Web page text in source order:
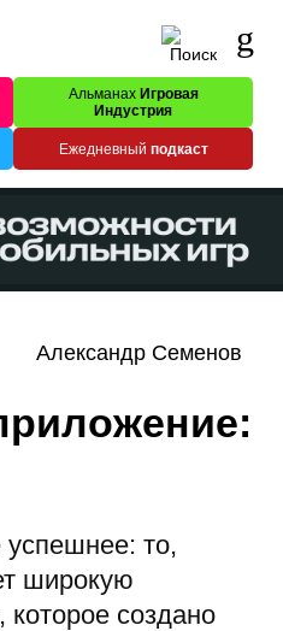
Альманах Игровая
Индустрия
Ежедневный подкаст
Александр Семенов
то,
широкую
создано